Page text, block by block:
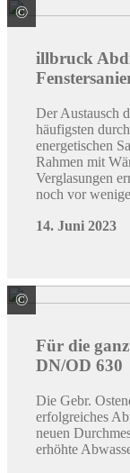
© Tremco
illbruck
Der Austausch
häufigsten
energetischen
Rahmen mit
Verglasungen
noch vor
14. Juni 2023
© Gebr.
Für die
DN/OD 630
Die Gebr.
erfolgreiches
neuen
erhöhte